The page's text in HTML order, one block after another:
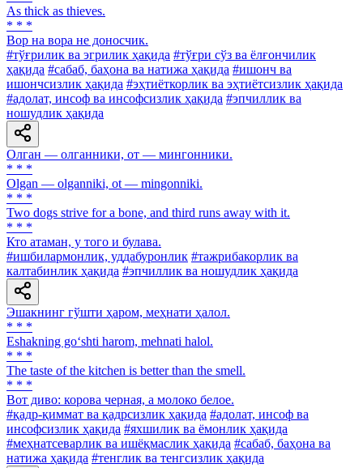
As thick as thieves.
* * *
Вор на вора не доносчик.
#тўғрилик ва эгрилик ҳақида #тўғри сўз ва ёлғончилик
ҳақида #сабаб, баҳона ва натижа ҳақида #ишонч ва
ишончсизлик ҳақида #эҳтиёткорлик ва эҳтиётсизлик ҳақида
#адолат, инсоф ва инсофсизлик ҳақида #эпчиллик ва
ношудлик ҳақида
Олган — олганники, от — мингонники.
* * *
Olgan — olganniki, ot — mingonniki.
* * *
Two dogs strive for a bone, and third runs away with it.
* * *
Кто атаман, у того и булава.
#ишбилармонлик, уддабуронлик #тажрибакорлик ва
калтабинлик ҳақида #эпчиллик ва ношудлик ҳақида
Эшакнинг гўшти ҳаром, меҳнати ҳалол.
* * *
Eshakning go‘shti harom, mehnati halol.
* * *
The taste of the kitchen is better than the smell.
* * *
Вот диво: корова черная, а молоко белое.
#қадр-қиммат ва қадрсизлик ҳақида #адолат, инсоф ва
инсофсизлик ҳақида #яхшилик ва ёмонлик ҳақида
#меҳнатсеварлик ва ишёқмаслик ҳақида #сабаб, баҳона ва
натижа ҳақида #тенглик ва тенгсизлик ҳақида